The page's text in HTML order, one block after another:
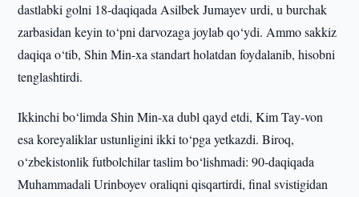
dastlabki golni 18-daqiqada Asilbek Jumayev urdi, u burchak
zarbasidan keyin to‘pni darvozaga joylab qo‘ydi. Ammo sakkiz
daqiqa o‘tib, Shin Min-xa standart holatdan foydalanib, hisobni
tenglashtirdi.
Ikkinchi bo‘limda Shin Min-xa dubl qayd etdi, Kim Tay-von
esa koreyaliklar ustunligini ikki to‘pga yetkazdi. Biroq,
o‘zbekistonlik futbolchilar taslim bo‘lishmadi: 90-daqiqada
Muhammadali Urinboyev oraliqni qisqartirdi, final svistigidan